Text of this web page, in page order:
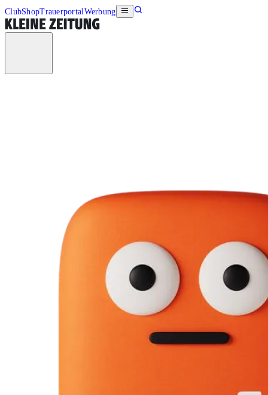
ClubShopTrauerportalWerbung